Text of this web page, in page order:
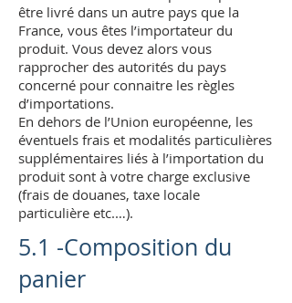
être livré dans un autre pays que la
France, vous êtes l’importateur du
produit. Vous devez alors vous
rapprocher des autorités du pays
concerné pour connaitre les règles
d’importations.
En dehors de l’Union européenne, les
éventuels frais et modalités particulières
supplémentaires liés à l’importation du
produit sont à votre charge exclusive
(frais de douanes, taxe locale
particulière etc.…).
5.1 -Composition du
panier